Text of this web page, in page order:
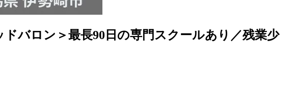
バロン＞最長90日の専門スクールあり／残業少